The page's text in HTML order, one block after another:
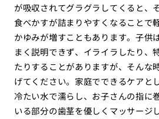
が吸収されてグラグラしてくると、
食べかすが詰まりやすくなることで
かゆみが増すこともあります。子供
まく説明できず、イライラしたり、
たりすることがありますが、そんな
げてください。家庭でできるケアと
冷たい水で濡らし、お子さんの指に
いる部分の歯茎を優しくマッサージ